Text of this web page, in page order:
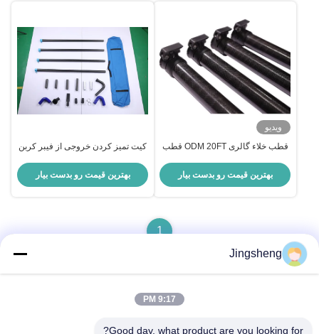
ویدیو
قطب خلاء گالری ODM 20FT قطب
ویلا
بهترین قیمت رو بدست بیار
کیت تمیز کردن خروجی از فیبر کربن
بهترین قیمت رو بدست بیار
1
Jingsheng
9:17 PM
Good day, what product are you looking for?